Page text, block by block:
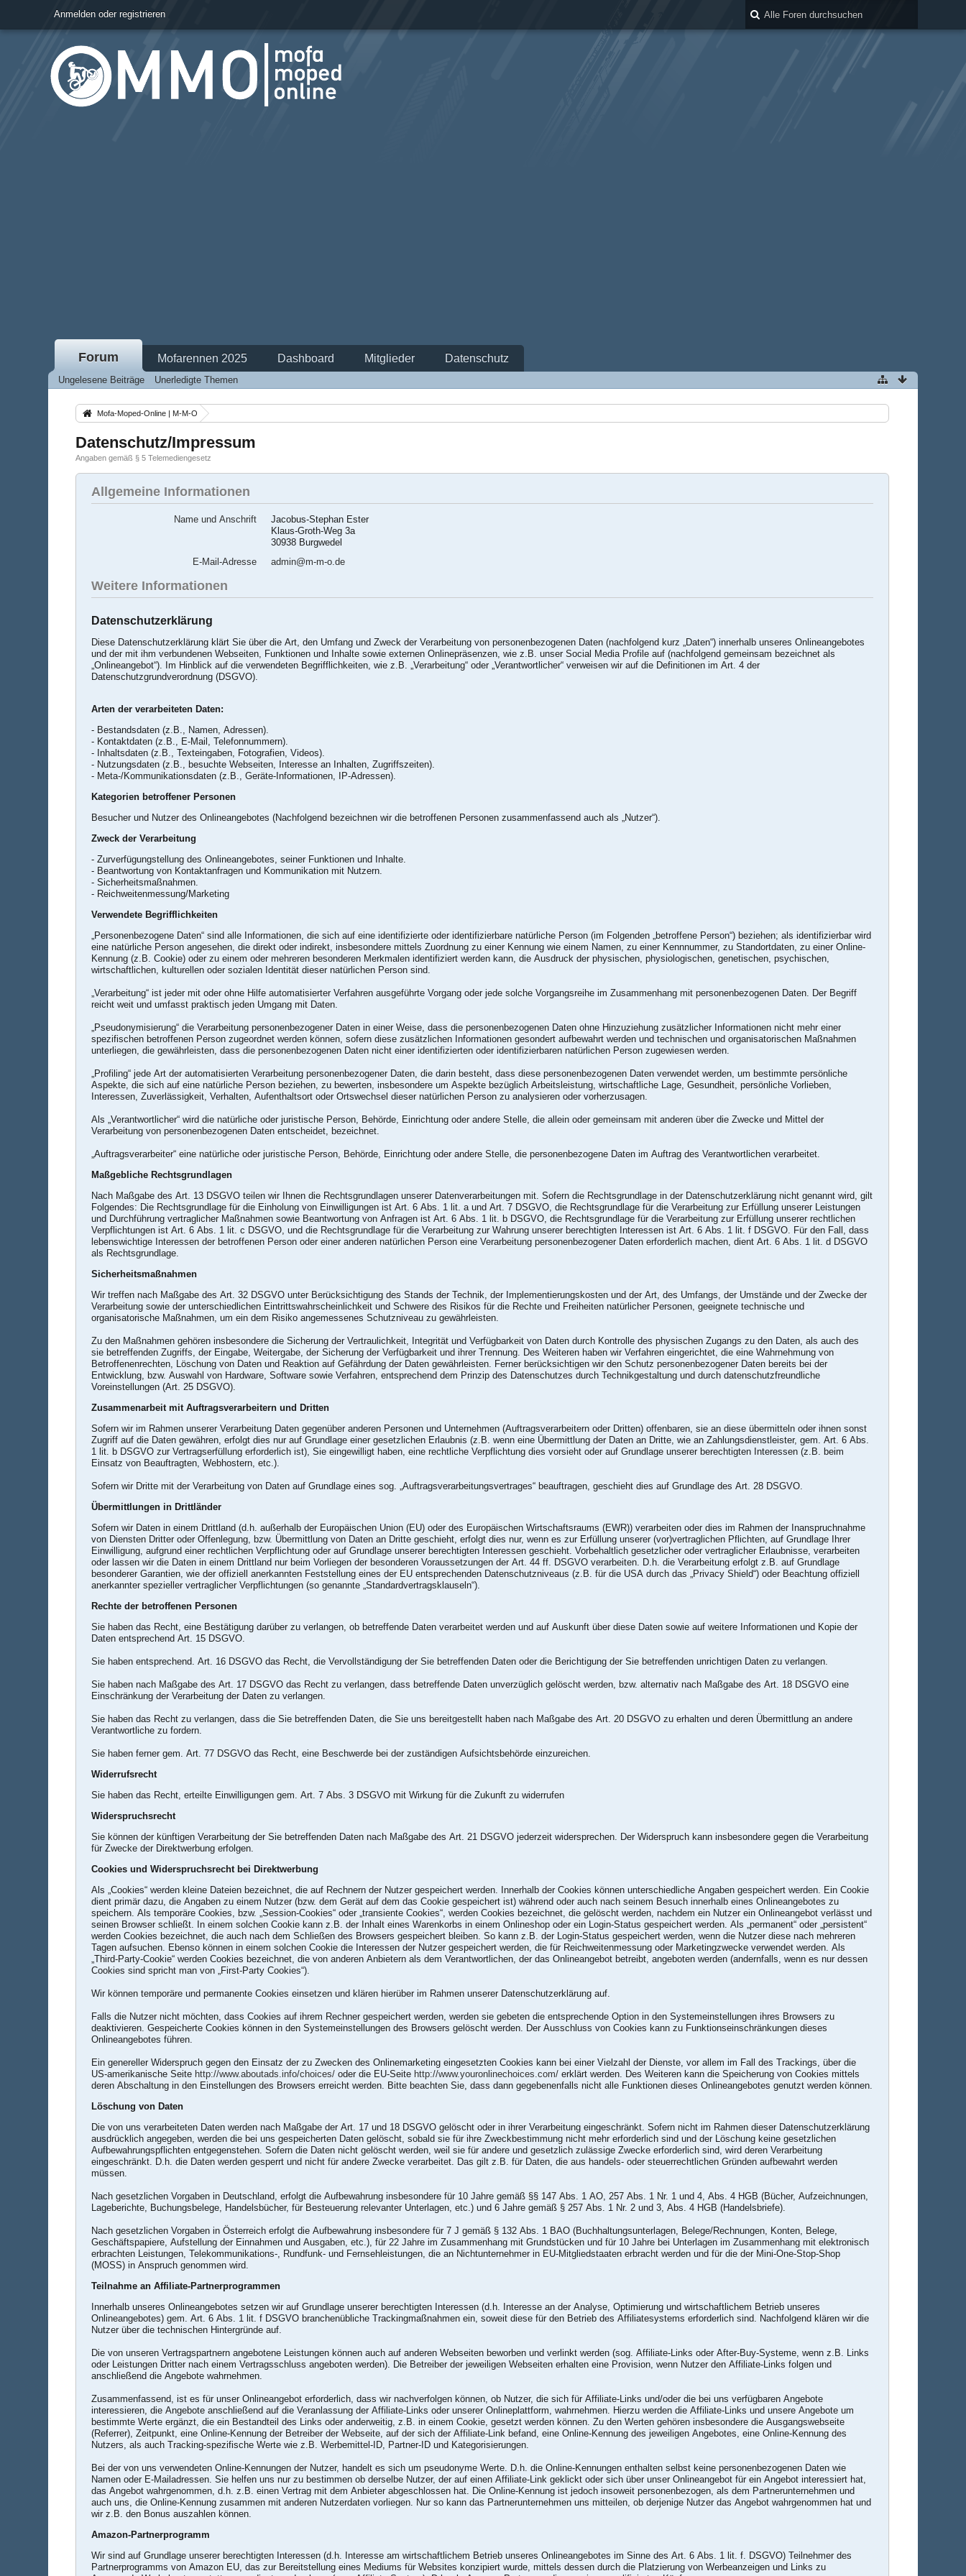
Anmelden oder registrieren
Forum Mofarennen 2025 Dashboard Mitglieder Datenschutz
Ungelesene Beiträge Unerledigte Themen
Mofa-Moped-Online | M-M-O
Datenschutz/Impressum
Angaben gemäß § 5 Telemediengesetz
Allgemeine Informationen
Name und Anschrift
Jacobus-Stephan Ester
Klaus-Groth-Weg 3a
30938 Burgwedel
E-Mail-Adresse
admin@m-m-o.de
Weitere Informationen
Datenschutzerklärung
Diese Datenschutzerklärung klärt Sie über die Art, den Umfang und Zweck der Verarbeitung von personenbezogenen Daten (nachfolgend kurz „Daten“) innerhalb unseres Onlineangebotes
und der mit ihm verbundenen Webseiten, Funktionen und Inhalte sowie externen Onlinepräsenzen, wie z.B. unser Social Media Profile auf (nachfolgend gemeinsam bezeichnet als
„Onlineangebot“). Im Hinblick auf die verwendeten Begrifflichkeiten, wie z.B. „Verarbeitung“ oder „Verantwortlicher“ verweisen wir auf die Definitionen im Art. 4 der
Datenschutzgrundverordnung (DSGVO).
Arten der verarbeiteten Daten:
- Bestandsdaten (z.B., Namen, Adressen).
- Kontaktdaten (z.B., E-Mail, Telefonnummern).
- Inhaltsdaten (z.B., Texteingaben, Fotografien, Videos).
- Nutzungsdaten (z.B., besuchte Webseiten, Interesse an Inhalten, Zugriffszeiten).
- Meta-/Kommunikationsdaten (z.B., Geräte-Informationen, IP-Adressen).
Kategorien betroffener Personen
Besucher und Nutzer des Onlineangebotes (Nachfolgend bezeichnen wir die betroffenen Personen zusammenfassend auch als „Nutzer“).
Zweck der Verarbeitung
- Zurverfügungstellung des Onlineangebotes, seiner Funktionen und Inhalte.
- Beantwortung von Kontaktanfragen und Kommunikation mit Nutzern.
- Sicherheitsmaßnahmen.
- Reichweitenmessung/Marketing
Verwendete Begrifflichkeiten
„Personenbezogene Daten“ sind alle Informationen, die sich auf eine identifizierte oder identifizierbare natürliche Person (im Folgenden „betroffene Person“) beziehen; als identifizierbar wird
eine natürliche Person angesehen, die direkt oder indirekt, insbesondere mittels Zuordnung zu einer Kennung wie einem Namen, zu einer Kennnummer, zu Standortdaten, zu einer Online-
Kennung (z.B. Cookie) oder zu einem oder mehreren besonderen Merkmalen identifiziert werden kann, die Ausdruck der physischen, physiologischen, genetischen, psychischen,
wirtschaftlichen, kulturellen oder sozialen Identität dieser natürlichen Person sind.
„Verarbeitung“ ist jeder mit oder ohne Hilfe automatisierter Verfahren ausgeführte Vorgang oder jede solche Vorgangsreihe im Zusammenhang mit personenbezogenen Daten. Der Begriff
reicht weit und umfasst praktisch jeden Umgang mit Daten.
„Pseudonymisierung“ die Verarbeitung personenbezogener Daten in einer Weise, dass die personenbezogenen Daten ohne Hinzuziehung zusätzlicher Informationen nicht mehr einer
spezifischen betroffenen Person zugeordnet werden können, sofern diese zusätzlichen Informationen gesondert aufbewahrt werden und technischen und organisatorischen Maßnahmen
unterliegen, die gewährleisten, dass die personenbezogenen Daten nicht einer identifizierten oder identifizierbaren natürlichen Person zugewiesen werden.
„Profiling“ jede Art der automatisierten Verarbeitung personenbezogener Daten, die darin besteht, dass diese personenbezogenen Daten verwendet werden, um bestimmte persönliche
Aspekte, die sich auf eine natürliche Person beziehen, zu bewerten, insbesondere um Aspekte bezüglich Arbeitsleistung, wirtschaftliche Lage, Gesundheit, persönliche Vorlieben,
Interessen, Zuverlässigkeit, Verhalten, Aufenthaltsort oder Ortswechsel dieser natürlichen Person zu analysieren oder vorherzusagen.
Als „Verantwortlicher“ wird die natürliche oder juristische Person, Behörde, Einrichtung oder andere Stelle, die allein oder gemeinsam mit anderen über die Zwecke und Mittel der
Verarbeitung von personenbezogenen Daten entscheidet, bezeichnet.
„Auftragsverarbeiter“ eine natürliche oder juristische Person, Behörde, Einrichtung oder andere Stelle, die personenbezogene Daten im Auftrag des Verantwortlichen verarbeitet.
Maßgebliche Rechtsgrundlagen
Nach Maßgabe des Art. 13 DSGVO teilen wir Ihnen die Rechtsgrundlagen unserer Datenverarbeitungen mit. Sofern die Rechtsgrundlage in der Datenschutzerklärung nicht genannt wird, gilt
Folgendes: Die Rechtsgrundlage für die Einholung von Einwilligungen ist Art. 6 Abs. 1 lit. a und Art. 7 DSGVO, die Rechtsgrundlage für die Verarbeitung zur Erfüllung unserer Leistungen
und Durchführung vertraglicher Maßnahmen sowie Beantwortung von Anfragen ist Art. 6 Abs. 1 lit. b DSGVO, die Rechtsgrundlage für die Verarbeitung zur Erfüllung unserer rechtlichen
Verpflichtungen ist Art. 6 Abs. 1 lit. c DSGVO, und die Rechtsgrundlage für die Verarbeitung zur Wahrung unserer berechtigten Interessen ist Art. 6 Abs. 1 lit. f DSGVO. Für den Fall, dass
lebenswichtige Interessen der betroffenen Person oder einer anderen natürlichen Person eine Verarbeitung personenbezogener Daten erforderlich machen, dient Art. 6 Abs. 1 lit. d DSGVO
als Rechtsgrundlage.
Sicherheitsmaßnahmen
Wir treffen nach Maßgabe des Art. 32 DSGVO unter Berücksichtigung des Stands der Technik, der Implementierungskosten und der Art, des Umfangs, der Umstände und der Zwecke der
Verarbeitung sowie der unterschiedlichen Eintrittswahrscheinlichkeit und Schwere des Risikos für die Rechte und Freiheiten natürlicher Personen, geeignete technische und
organisatorische Maßnahmen, um ein dem Risiko angemessenes Schutzniveau zu gewährleisten.
Zu den Maßnahmen gehören insbesondere die Sicherung der Vertraulichkeit, Integrität und Verfügbarkeit von Daten durch Kontrolle des physischen Zugangs zu den Daten, als auch des
sie betreffenden Zugriffs, der Eingabe, Weitergabe, der Sicherung der Verfügbarkeit und ihrer Trennung. Des Weiteren haben wir Verfahren eingerichtet, die eine Wahrnehmung von
Betroffenenrechten, Löschung von Daten und Reaktion auf Gefährdung der Daten gewährleisten. Ferner berücksichtigen wir den Schutz personenbezogener Daten bereits bei der
Entwicklung, bzw. Auswahl von Hardware, Software sowie Verfahren, entsprechend dem Prinzip des Datenschutzes durch Technikgestaltung und durch datenschutzfreundliche
Voreinstellungen (Art. 25 DSGVO).
Zusammenarbeit mit Auftragsverarbeitern und Dritten
Sofern wir im Rahmen unserer Verarbeitung Daten gegenüber anderen Personen und Unternehmen (Auftragsverarbeitern oder Dritten) offenbaren, sie an diese übermitteln oder ihnen sonst
Zugriff auf die Daten gewähren, erfolgt dies nur auf Grundlage einer gesetzlichen Erlaubnis (z.B. wenn eine Übermittlung der Daten an Dritte, wie an Zahlungsdienstleister, gem. Art. 6 Abs.
1 lit. b DSGVO zur Vertragserfüllung erforderlich ist), Sie eingewilligt haben, eine rechtliche Verpflichtung dies vorsieht oder auf Grundlage unserer berechtigten Interessen (z.B. beim
Einsatz von Beauftragten, Webhostern, etc.).
Sofern wir Dritte mit der Verarbeitung von Daten auf Grundlage eines sog. „Auftragsverarbeitungsvertrages“ beauftragen, geschieht dies auf Grundlage des Art. 28 DSGVO.
Übermittlungen in Drittländer
Sofern wir Daten in einem Drittland (d.h. außerhalb der Europäischen Union (EU) oder des Europäischen Wirtschaftsraums (EWR)) verarbeiten oder dies im Rahmen der Inanspruchnahme
von Diensten Dritter oder Offenlegung, bzw. Übermittlung von Daten an Dritte geschieht, erfolgt dies nur, wenn es zur Erfüllung unserer (vor)vertraglichen Pflichten, auf Grundlage Ihrer
Einwilligung, aufgrund einer rechtlichen Verpflichtung oder auf Grundlage unserer berechtigten Interessen geschieht. Vorbehaltlich gesetzlicher oder vertraglicher Erlaubnisse, verarbeiten
oder lassen wir die Daten in einem Drittland nur beim Vorliegen der besonderen Voraussetzungen der Art. 44 ff. DSGVO verarbeiten. D.h. die Verarbeitung erfolgt z.B. auf Grundlage
besonderer Garantien, wie der offiziell anerkannten Feststellung eines der EU entsprechenden Datenschutzniveaus (z.B. für die USA durch das „Privacy Shield“) oder Beachtung offiziell
anerkannter spezieller vertraglicher Verpflichtungen (so genannte „Standardvertragsklauseln“).
Rechte der betroffenen Personen
Sie haben das Recht, eine Bestätigung darüber zu verlangen, ob betreffende Daten verarbeitet werden und auf Auskunft über diese Daten sowie auf weitere Informationen und Kopie der
Daten entsprechend Art. 15 DSGVO.
Sie haben entsprechend. Art. 16 DSGVO das Recht, die Vervollständigung der Sie betreffenden Daten oder die Berichtigung der Sie betreffenden unrichtigen Daten zu verlangen.
Sie haben nach Maßgabe des Art. 17 DSGVO das Recht zu verlangen, dass betreffende Daten unverzüglich gelöscht werden, bzw. alternativ nach Maßgabe des Art. 18 DSGVO eine
Einschränkung der Verarbeitung der Daten zu verlangen.
Sie haben das Recht zu verlangen, dass die Sie betreffenden Daten, die Sie uns bereitgestellt haben nach Maßgabe des Art. 20 DSGVO zu erhalten und deren Übermittlung an andere
Verantwortliche zu fordern.
Sie haben ferner gem. Art. 77 DSGVO das Recht, eine Beschwerde bei der zuständigen Aufsichtsbehörde einzureichen.
Widerrufsrecht
Sie haben das Recht, erteilte Einwilligungen gem. Art. 7 Abs. 3 DSGVO mit Wirkung für die Zukunft zu widerrufen
Widerspruchsrecht
Sie können der künftigen Verarbeitung der Sie betreffenden Daten nach Maßgabe des Art. 21 DSGVO jederzeit widersprechen. Der Widerspruch kann insbesondere gegen die Verarbeitung
für Zwecke der Direktwerbung erfolgen.
Cookies und Widerspruchsrecht bei Direktwerbung
Als „Cookies“ werden kleine Dateien bezeichnet, die auf Rechnern der Nutzer gespeichert werden. Innerhalb der Cookies können unterschiedliche Angaben gespeichert werden. Ein Cookie
dient primär dazu, die Angaben zu einem Nutzer (bzw. dem Gerät auf dem das Cookie gespeichert ist) während oder auch nach seinem Besuch innerhalb eines Onlineangebotes zu
speichern. Als temporäre Cookies, bzw. „Session-Cookies“ oder „transiente Cookies“, werden Cookies bezeichnet, die gelöscht werden, nachdem ein Nutzer ein Onlineangebot verlässt und
seinen Browser schließt. In einem solchen Cookie kann z.B. der Inhalt eines Warenkorbs in einem Onlineshop oder ein Login-Status gespeichert werden. Als „permanent“ oder „persistent“
werden Cookies bezeichnet, die auch nach dem Schließen des Browsers gespeichert bleiben. So kann z.B. der Login-Status gespeichert werden, wenn die Nutzer diese nach mehreren
Tagen aufsuchen. Ebenso können in einem solchen Cookie die Interessen der Nutzer gespeichert werden, die für Reichweitenmessung oder Marketingzwecke verwendet werden. Als
„Third-Party-Cookie“ werden Cookies bezeichnet, die von anderen Anbietern als dem Verantwortlichen, der das Onlineangebot betreibt, angeboten werden (andernfalls, wenn es nur dessen
Cookies sind spricht man von „First-Party Cookies“).
Wir können temporäre und permanente Cookies einsetzen und klären hierüber im Rahmen unserer Datenschutzerklärung auf.
Falls die Nutzer nicht möchten, dass Cookies auf ihrem Rechner gespeichert werden, werden sie gebeten die entsprechende Option in den Systemeinstellungen ihres Browsers zu
deaktivieren. Gespeicherte Cookies können in den Systemeinstellungen des Browsers gelöscht werden. Der Ausschluss von Cookies kann zu Funktionseinschränkungen dieses
Onlineangebotes führen.
Ein genereller Widerspruch gegen den Einsatz der zu Zwecken des Onlinemarketing eingesetzten Cookies kann bei einer Vielzahl der Dienste, vor allem im Fall des Trackings, über die
US-amerikanische Seite http://www.aboutads.info/choices/ oder die EU-Seite http://www.youronlinechoices.com/ erklärt werden. Des Weiteren kann die Speicherung von Cookies mittels
deren Abschaltung in den Einstellungen des Browsers erreicht werden. Bitte beachten Sie, dass dann gegebenenfalls nicht alle Funktionen dieses Onlineangebotes genutzt werden können.
Löschung von Daten
Die von uns verarbeiteten Daten werden nach Maßgabe der Art. 17 und 18 DSGVO gelöscht oder in ihrer Verarbeitung eingeschränkt. Sofern nicht im Rahmen dieser Datenschutzerklärung
ausdrücklich angegeben, werden die bei uns gespeicherten Daten gelöscht, sobald sie für ihre Zweckbestimmung nicht mehr erforderlich sind und der Löschung keine gesetzlichen
Aufbewahrungspflichten entgegenstehen. Sofern die Daten nicht gelöscht werden, weil sie für andere und gesetzlich zulässige Zwecke erforderlich sind, wird deren Verarbeitung
eingeschränkt. D.h. die Daten werden gesperrt und nicht für andere Zwecke verarbeitet. Das gilt z.B. für Daten, die aus handels- oder steuerrechtlichen Gründen aufbewahrt werden
müssen.
Nach gesetzlichen Vorgaben in Deutschland, erfolgt die Aufbewahrung insbesondere für 10 Jahre gemäß §§ 147 Abs. 1 AO, 257 Abs. 1 Nr. 1 und 4, Abs. 4 HGB (Bücher, Aufzeichnungen,
Lageberichte, Buchungsbelege, Handelsbücher, für Besteuerung relevanter Unterlagen, etc.) und 6 Jahre gemäß § 257 Abs. 1 Nr. 2 und 3, Abs. 4 HGB (Handelsbriefe).
Nach gesetzlichen Vorgaben in Österreich erfolgt die Aufbewahrung insbesondere für 7 J gemäß § 132 Abs. 1 BAO (Buchhaltungsunterlagen, Belege/Rechnungen, Konten, Belege,
Geschäftspapiere, Aufstellung der Einnahmen und Ausgaben, etc.), für 22 Jahre im Zusammenhang mit Grundstücken und für 10 Jahre bei Unterlagen im Zusammenhang mit elektronisch
erbrachten Leistungen, Telekommunikations-, Rundfunk- und Fernsehleistungen, die an Nichtunternehmer in EU-Mitgliedstaaten erbracht werden und für die der Mini-One-Stop-Shop
(MOSS) in Anspruch genommen wird.
Teilnahme an Affiliate-Partnerprogrammen
Innerhalb unseres Onlineangebotes setzen wir auf Grundlage unserer berechtigten Interessen (d.h. Interesse an der Analyse, Optimierung und wirtschaftlichem Betrieb unseres
Onlineangebotes) gem. Art. 6 Abs. 1 lit. f DSGVO branchenübliche Trackingmaßnahmen ein, soweit diese für den Betrieb des Affiliatesystems erforderlich sind. Nachfolgend klären wir die
Nutzer über die technischen Hintergründe auf.
Die von unseren Vertragspartnern angebotene Leistungen können auch auf anderen Webseiten beworben und verlinkt werden (sog. Affiliate-Links oder After-Buy-Systeme, wenn z.B. Links
oder Leistungen Dritter nach einem Vertragsschluss angeboten werden). Die Betreiber der jeweiligen Webseiten erhalten eine Provision, wenn Nutzer den Affiliate-Links folgen und
anschließend die Angebote wahrnehmen.
Zusammenfassend, ist es für unser Onlineangebot erforderlich, dass wir nachverfolgen können, ob Nutzer, die sich für Affiliate-Links und/oder die bei uns verfügbaren Angebote
interessieren, die Angebote anschließend auf die Veranlassung der Affiliate-Links oder unserer Onlineplattform, wahrnehmen. Hierzu werden die Affiliate-Links und unsere Angebote um
bestimmte Werte ergänzt, die ein Bestandteil des Links oder anderweitig, z.B. in einem Cookie, gesetzt werden können. Zu den Werten gehören insbesondere die Ausgangswebseite
(Referrer), Zeitpunkt, eine Online-Kennung der Betreiber der Webseite, auf der sich der Affiliate-Link befand, eine Online-Kennung des jeweiligen Angebotes, eine Online-Kennung des
Nutzers, als auch Tracking-spezifische Werte wie z.B. Werbemittel-ID, Partner-ID und Kategorisierungen.
Bei der von uns verwendeten Online-Kennungen der Nutzer, handelt es sich um pseudonyme Werte. D.h. die Online-Kennungen enthalten selbst keine personenbezogenen Daten wie
Namen oder E-Mailadressen. Sie helfen uns nur zu bestimmen ob derselbe Nutzer, der auf einen Affiliate-Link geklickt oder sich über unser Onlineangebot für ein Angebot interessiert hat,
das Angebot wahrgenommen, d.h. z.B. einen Vertrag mit dem Anbieter abgeschlossen hat. Die Online-Kennung ist jedoch insoweit personenbezogen, als dem Partnerunternehmen und
auch uns, die Online-Kennung zusammen mit anderen Nutzerdaten vorliegen. Nur so kann das Partnerunternehmen uns mitteilen, ob derjenige Nutzer das Angebot wahrgenommen hat und
wir z.B. den Bonus auszahlen können.
Amazon-Partnerprogramm
Wir sind auf Grundlage unserer berechtigten Interessen (d.h. Interesse am wirtschaftlichem Betrieb unseres Onlineangebotes im Sinne des Art. 6 Abs. 1 lit. f. DSGVO) Teilnehmer des
Partnerprogramms von Amazon EU, das zur Bereitstellung eines Mediums für Websites konzipiert wurde, mittels dessen durch die Platzierung von Werbeanzeigen und Links zu